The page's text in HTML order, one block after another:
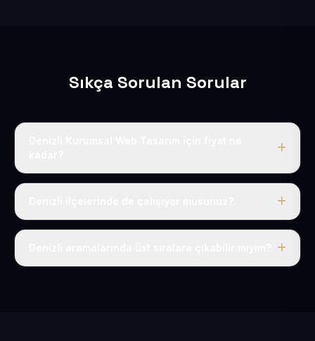
Sıkça Sorulan Sorular
Denizli dahil Türkiye’nin her yerinde geçerli yıllık tek
Elbette; Denizli iline bağlı bütün ilçelere uzaktan ve